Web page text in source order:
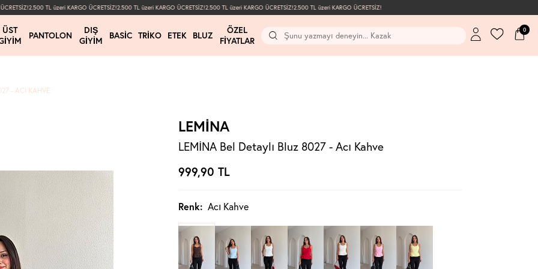
2.500 TL üzeri KARGO ÜCRETSİZ!2.500 TL üzeri KARGO ÜCRETSİZ!2.500 TL üzeri KARGO ÜCRETSİZ!2.500 TL üzeri KARGO ÜCRETSİZ!
ÜST
PANTOLON
DIŞ
GIYIM
BASIC TRIKO ETEK BLUZ
ÖZEL
FIYATLAR
0
- ACI KAHVE
LEMİNA
LEMİNA Bel Detaylı Bluz 8027 - Acı Kahve
999,90 TL
Renk: Acı Kahve